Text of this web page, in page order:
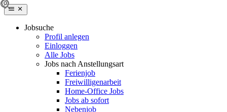
Jobsuche
Profil anlegen
Einloggen
Alle Jobs
Jobs nach Anstellungsart
Ferienjob
Freiwilligenarbeit
Home-Office Jobs
Jobs ab sofort
Nebenjob